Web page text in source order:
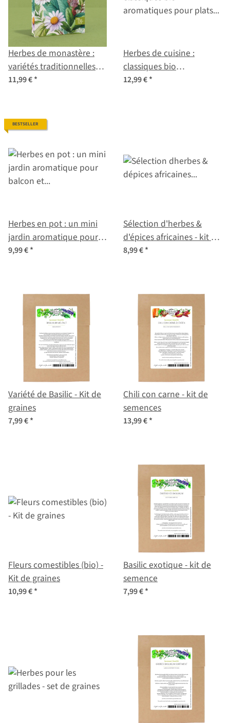
Herbes de monastère :
variétés traditionnelles
pour cuisine, infusion &
11,99 €*
Herbes de cuisine :
classiques bio
aromatiques pour plats
12,99 €*
BESTSELLER
Herbes en pot : un mini
jardin aromatique pour
balcon et cuisine –
9,99 €*
Sélection d'herbes &
d'épices africaines - kit de
graines
8,99 €*
Variété de Basilic - Kit de
graines
7,99 €*
Chili con carne - kit de
semences
13,99 €*
Fleurs comestibles (bio) -
Kit de graines
10,99 €*
Basilic exotique - kit de
semence
7,99 €*